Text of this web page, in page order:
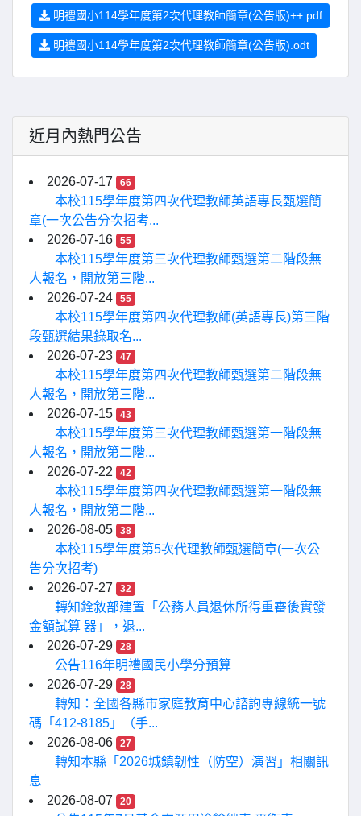
明禮國小114學年度第2次代理教師簡章(公告版)++.pdf
明禮國小114學年度第2次代理教師簡章(公告版).odt
近月內熱門公告
2026-07-17 66
本校115學年度第四次代理教師英語專長甄選簡
章(一次公告分次招考...
2026-07-16
55
本校115學年度第三次代理教師甄選第二階段無
人報名，開放第三階...
2026-07-24
55
本校115學年度第四次代理教師(英語專長)第三階
段甄選結果錄取名...
2026-07-23
47
本校115學年度第四次代理教師甄選第二階段無
人報名，開放第三階...
2026-07-15
43
本校115學年度第三次代理教師甄選第一階段無
人報名，開放第二階...
2026-07-22
42
本校115學年度第四次代理教師甄選第一階段無
人報名，開放第二階...
2026-08-05
38
本校115學年度第5次代理教師甄選簡章(一次公
告分次招考)
2026-07-27
32
轉知銓敘部建置「公務人員退休所得重審後實發
金額試算 器」，退...
2026-07-29
28
公告116年明禮國民小學分預算
2026-07-29
28
轉知：全國各縣市家庭教育中心諮詢專線統一號
碼「412-8185」（手...
2026-08-06
27
轉知本縣「2026城鎮韌性（防空）演習」相關訊
息
2026-08-07
20